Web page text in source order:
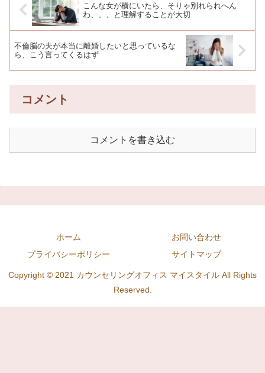
こんな女が横にいたら、そりゃ別れられへん
わ、、、と理解することが大切
不倫脳の夫が本当に離婚したいと思っているな
ら、こう言ってくるはず
コメント
コメントを書き込む
ホーム
お問い合わせ
プライバシーポリシー
サイトマップ
Copyright © 2021 カウンセリングオフィス マイスタイル All Rights
Reserved.